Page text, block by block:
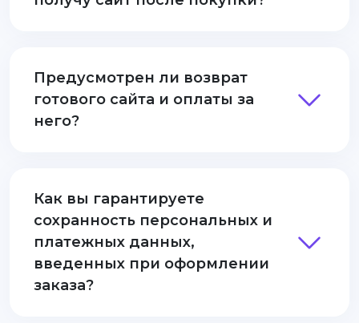
Предусмотрен ли возврат
готового сайта и оплаты за
него?
Как вы гарантируете
сохранность персональных и
платежных данных,
введенных при оформлении
заказа?